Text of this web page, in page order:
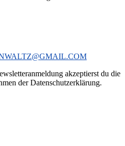
akzeptierst du die
der Datenschutzerklärung.